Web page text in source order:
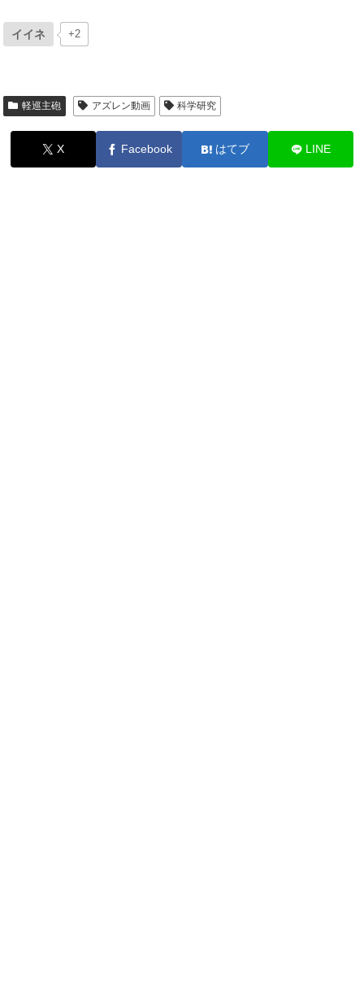
イイネ +2
軽巡主砲 アズレン動画 科学研究
X Facebook はてブ LINE